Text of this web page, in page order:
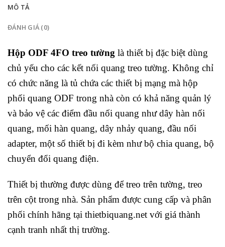
MÔ TẢ
ĐÁNH GIÁ (0)
Hộp ODF 4FO treo tường là thiết bị đặc biệt dùng
chủ yếu cho các kết nối quang treo tường. Không chỉ
có chức năng là tủ chứa các thiết bị mạng mà hộp
phối quang ODF trong nhà còn có khả năng quản lý
và bảo vệ các điểm đầu nối quang như dây hàn nối
quang, mối hàn quang, dây nhảy quang, đầu nối
adapter, một số thiết bị đi kèm như bộ chia quang, bộ
chuyển đổi quang điện.
Thiết bị thường được dùng để treo trên tường, treo
trên cột trong nhà. Sản phẩm được cung cấp và phân
phối chính hãng tại thietbiquang.net với giá thành
cạnh tranh nhất thị trường.